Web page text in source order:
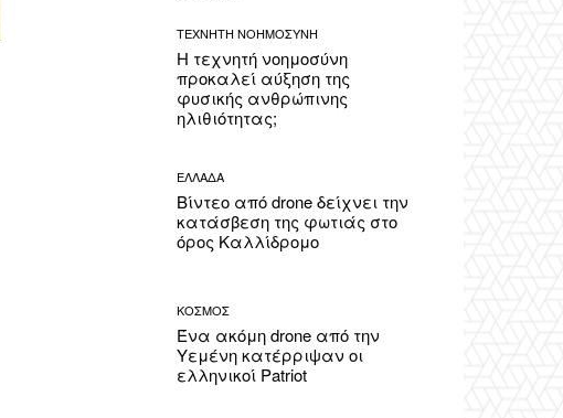
ΤΕΧΝΗΤΗ ΝΟΗΜΟΣΥΝΗ
Η τεχνητή νοημοσύνη
προκαλεί αύξηση της
φυσικής ανθρώπινης
ηλιθιότητας;
ΕΛΛΑΔΑ
Βίντεο από drone δείχνει την
κατάσβεση της φωτιάς στο
όρος Καλλίδρομο
ΚΟΣΜΟΣ
Ένα ακόμη drone από την
Υεμένη κατέρριψαν οι
ελληνικοί Patriot